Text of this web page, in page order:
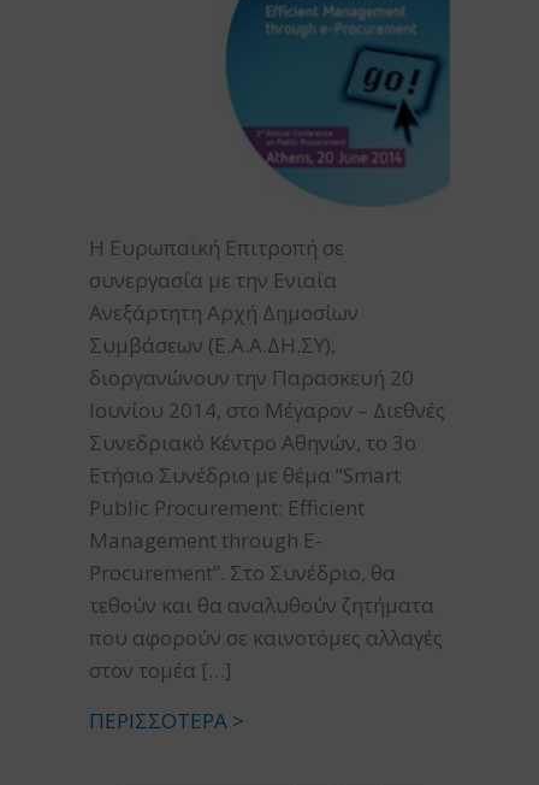
Η Ευρωπαϊκή Επιτροπή σε
συνεργασία με την Ενιαία
Ανεξάρτητη Αρχή Δημοσίων
Συμβάσεων (Ε.Α.Α.ΔΗ.ΣΥ),
διοργανώνουν την Παρασκευή 20
Ιουνίου 2014, στο Μέγαρον – Διεθνές
Συνεδριακό Κέντρο Αθηνών, το 3ο
Ετήσιο Συνέδριο με θέμα “Smart
Public Procurement: Efficient
Management through E-
Procurement”. Στο Συνέδριο, θα
τεθούν και θα αναλυθούν ζητήματα
που αφορούν σε καινοτόμες αλλαγές
στον τομέα […]
ΠΕΡΙΣΣΟΤΕΡΑ >